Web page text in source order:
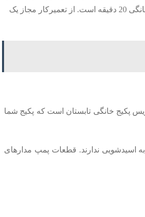
کنترل می‌کنند. فشار گاز را بررسی کرده همچنین وضعیت احتراق و نشتی گازهای سمی احتراق را کنترل می‌نمایند. کل زمان مورد نیاز برای کنترل موارد فوق پکیج خانگی 20 دقیقه است. از تعمیرکار مجاز یک
پکیج‌ خانگی تابستان است که پکیج شما
اسیدشویی ندارند. قطعات پمپ مدارهای